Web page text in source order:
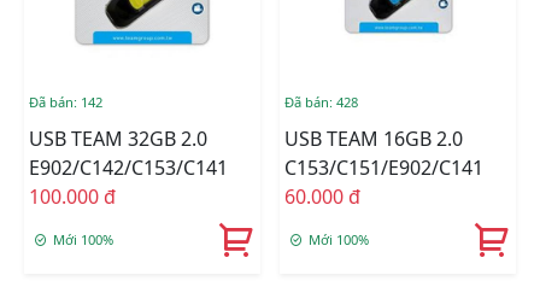
Đã bán: 142
USB TEAM 32GB 2.0
E902/C142/C153/C141
100.000 đ
Mới 100%
Đã bán: 428
USB TEAM 16GB 2.0
C153/C151/E902/C141
60.000 đ
Mới 100%